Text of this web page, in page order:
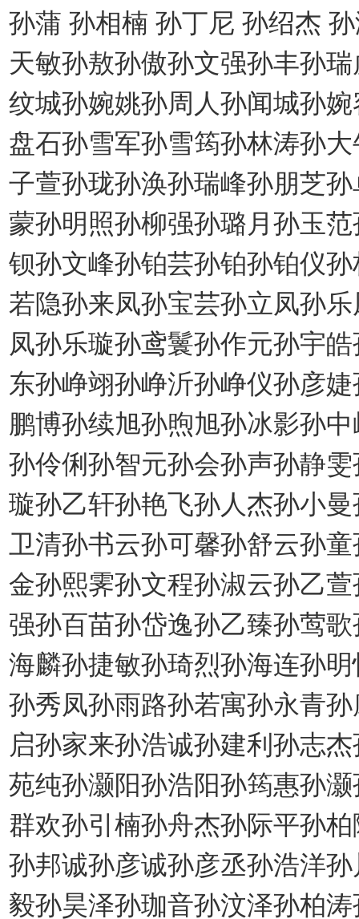
孙蒲 孙相楠 孙丁尼 孙绍杰
天敏孙敖孙傲孙文强孙丰孙
纹城孙婉姚孙周人孙闻城孙
盘石孙雪军孙雪筠孙林涛孙
子萱孙珑孙涣孙瑞峰孙朋芝
蒙孙明照孙柳强孙璐月孙玉
钡孙文峰孙铂芸孙铂孙铂仪
若隐孙来凤孙宝芸孙立凤孙
凤孙乐璇孙鸢鬟孙作元孙宇
东孙峥翊孙峥沂孙峥仪孙彦
鹏博孙续旭孙煦旭孙冰影孙
孙伶俐孙智元孙会孙声孙静
璇孙乙轩孙艳飞孙人杰孙小
卫清孙书云孙可馨孙舒云孙
金孙熙霁孙文程孙淑云孙乙
强孙百苗孙岱逸孙乙臻孙莺
海麟孙捷敏孙琦烈孙海连孙
孙秀凤孙雨路孙若寓孙永青
启孙家来孙浩诚孙建利孙志
苑纯孙灏阳孙浩阳孙筠惠孙
群欢孙引楠孙舟杰孙际平孙
孙邦诚孙彦诚孙彦丞孙浩洋
毅孙昊泽孙珈音孙汶泽孙柏